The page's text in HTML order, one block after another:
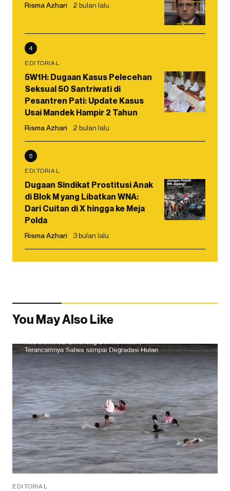
Risma Azhari 2 bulan lalu
4
EDITORIAL
5W1H: Dugaan Kasus Pelecehan
Seksual 50 Santriwati di
Pesantren Pati: Update Kasus
Usai Mandek Hampir 2 Tahun
Risma Azhari 2 bulan lalu
5
EDITORIAL
Dugaan Sindikat Prostitusi Anak
di Blok M yang Libatkan WNA:
Dari Cuitan di X hingga ke Meja
Polda
Risma Azhari 3 bulan lalu
You May Also Like
EDITORIAL